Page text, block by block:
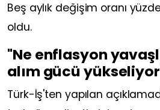
Beş aylık değişim oranı
oldu.
"Ne enflasyon
alım gücü
Türk-İş'ten yapılan